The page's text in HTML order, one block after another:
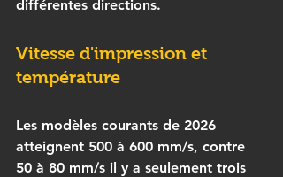
différentes directions.
Vitesse d'impression et
température
Les modèles courants de 2026
atteignent 500 à 600 mm/s, contre
50 à 80 mm/s il y a seulement trois